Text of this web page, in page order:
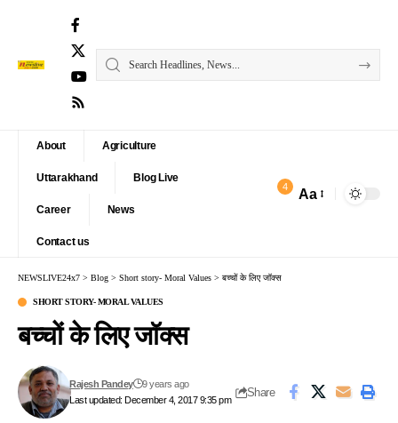
About Agriculture
Uttarakhand Blog Live
Career News
Contact us
4 Aa
NEWSLIVE24x7 > Blog > Short story- Moral Values > बच्चों के लिए जॉक्स
SHORT STORY- MORAL VALUES
बच्चों के लिए जॉक्स
Last updated: December 4, 2017 9:35 pm
Rajesh Pandey 9 years ago
Share